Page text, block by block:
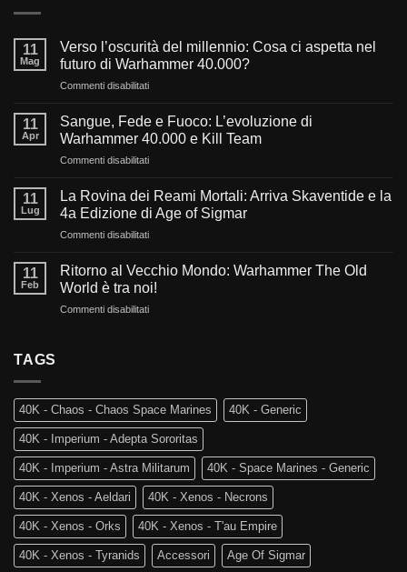
11
Mag
Verso l’oscurità del millennio: Cosa ci aspetta nel
futuro di Warhammer 40.000?
Commenti disabilitatisu
l’oscurità
del
millennio:
Cosa
aspetta
nel
futuro
di
40.000?
11
Apr
Sangue, Fede e Fuoco: L’evoluzione di
Warhammer 40.000 e Kill Team
Commenti disabilitatisu
Fede
e
Fuoco:
L’evoluzione
Warhammer
40.000
Kill
11
Lug
La Rovina dei Reami Mortali: Arriva Skaventide e la
4a Edizione di Age of Sigmar
Commenti disabilitatisu
Rovina
dei
Reami
Mortali:
Edizione
di
Age
of
Sigmar
11
Feb
Ritorno al Vecchio Mondo: Warhammer The Old
World è tra noi!
Commenti disabilitatisu
The
Old
World
tra
noi!
TAGS
40K - Chaos - Chaos Space Marines 40K - Generic
40K - Imperium - Adepta Sororitas
40K - Imperium - Astra Militarum 40K - Space Marines - Generic
40K - Xenos - Aeldari 40K - Xenos - Necrons
40K - Xenos - Orks 40K - Xenos - T'au Empire
40K - Xenos - Tyranids Accessori Age Of Sigmar